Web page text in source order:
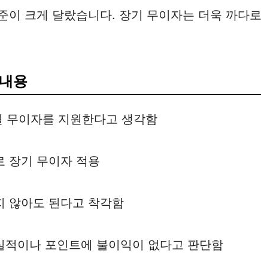
이 크게 달랐습니다. 장기 무이자는 더욱 까다로
용
무이자를 지원한다고 생각함
장기 무이자 적용
않아도 된다고 착각함
이나 포인트에 불이익이 없다고 판단함